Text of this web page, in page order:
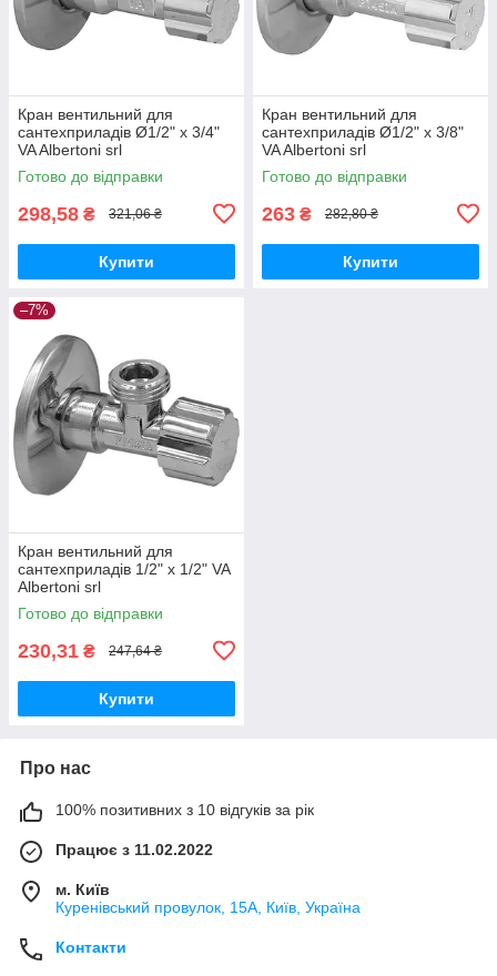
Кран вентильний для
сантехприладів Ø1/2" х 3/4"
VA Albertoni srl
Готово до відправки
298,58 ₴ 321,06 ₴
Купити
Кран вентильний для
сантехприладів Ø1/2" х 3/8"
VA Albertoni srl
Готово до відправки
263 ₴ 282,80 ₴
Купити
–7%
Кран вентильний для
сантехприладів 1/2" х 1/2" VA
Albertoni srl
Готово до відправки
230,31 ₴ 247,64 ₴
Купити
Про нас
100% позитивних з 10 відгуків за рік
Працює з 11.02.2022
м. Київ
Куренівський провулок, 15А, Київ, Україна
Контакти